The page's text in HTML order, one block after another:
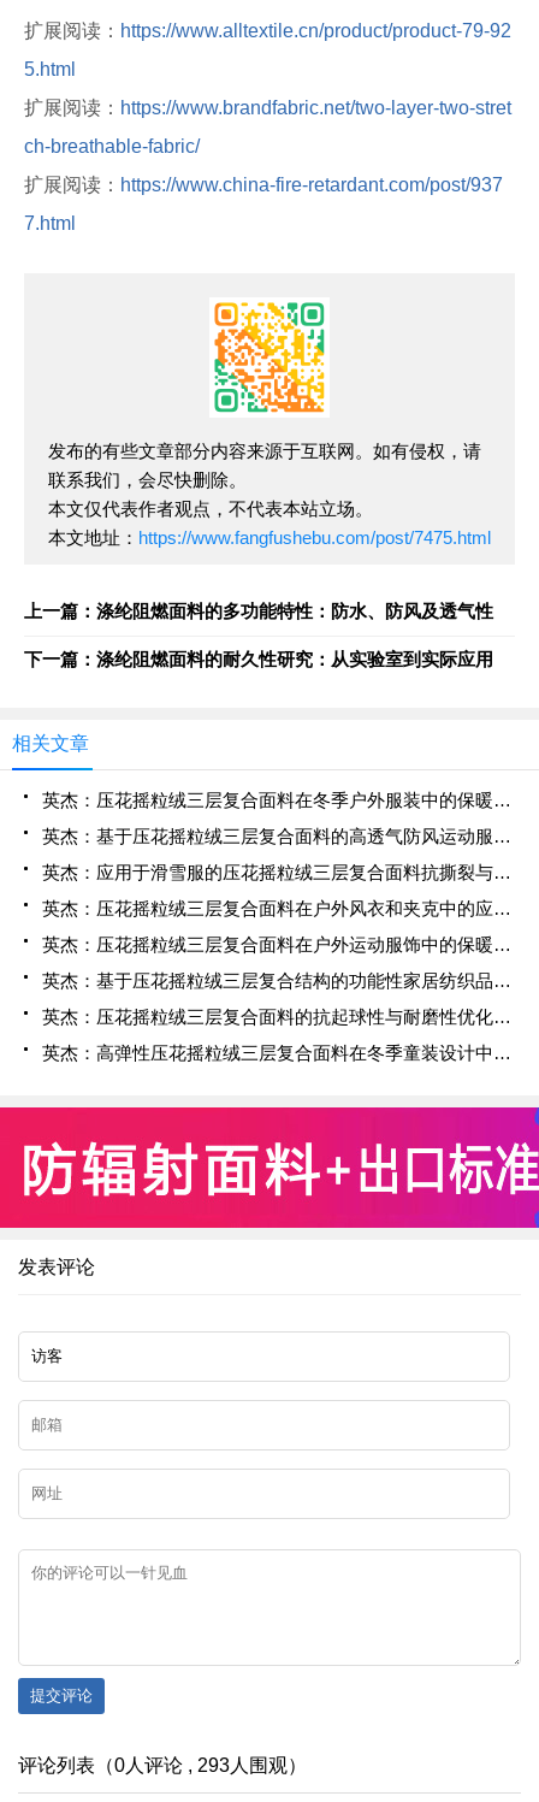
扩展阅读： https://www.alltextile.cn/product/product-79-92
5.html
扩展阅读： https://www.brandfabric.net/two-layer-two-stret
ch-breathable-fabric/
扩展阅读： https://www.china-fire-retardant.com/post/937
7.html
发布的有些文章部分内容来源于互联网。如有侵权，请
联系我们，会尽快删除。
本文仅代表作者观点，不代表本站立场。
本文地址： https://www.fangfushebu.com/post/7475.html
上一篇：涤纶阻燃面料的多功能特性：防水、防风及透气性
下一篇：涤纶阻燃面料的耐久性研究：从实验室到实际应用
相关文章
英杰：压花摇粒绒三层复合面料在冬季户外服装中的保暖性能优化研究
英杰：基于压花摇粒绒三层复合面料的高透气防风运动服饰开发
英杰：应用于滑雪服的压花摇粒绒三层复合面料抗撕裂与耐磨性提升技术
英杰：压花摇粒绒三层复合面料在户外风衣和夹克中的应用与性能
英杰：压花摇粒绒三层复合面料在户外运动服饰中的保暖与透气性能研究
英杰：基于压花摇粒绒三层复合结构的功能性家居纺织品开发与应用
英杰：压花摇粒绒三层复合面料的抗起球性与耐磨性优化技术分析
英杰：高弹性压花摇粒绒三层复合面料在冬季童装设计中的应用实践
发表评论
提交评论
评论列表（0人评论 , 293人围观）